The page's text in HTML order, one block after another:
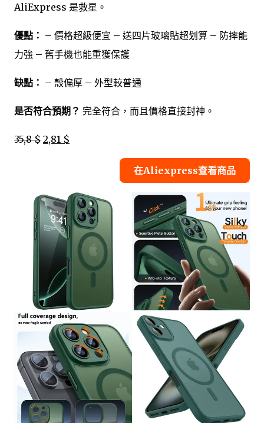
AliExpress 是救星。
優點： – 價格超級便宜 – 送四片玻璃貼超划算 – 防摔能
力強 – 舊手機也能重獲保護
缺點： – 殼偏厚 – 外型較普通
是否符合預期？ 完全符合，而且價格直接封神。
35,8 $ 2,81 $
在Aliexpress查看商品